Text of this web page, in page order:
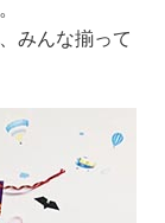
みんな揃って